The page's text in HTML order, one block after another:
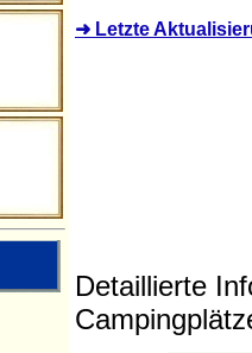
➜ Letzte
Detaillierte